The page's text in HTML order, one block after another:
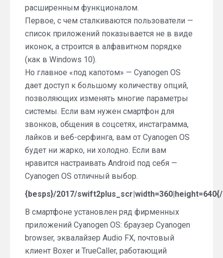
расширенным функционалом.
Первое, с чем сталкиваются пользователи —
список приложений показывается не в виде
иконок, а строится в алфавитном порядке
(как в Windows 10).
Но главное «под капотом» — Cyanogen OS
дает доступ к большому количеству опций,
позволяющих изменять многие параметры
системы. Если вам нужен смартфон для
звонков, общения в соцсетях, инстаграмма,
лайков и веб-серфинга, вам от Cyanogen OS
будет ни жарко, ни холодно. Если вам
нравится настраивать Android под себя —
Cyanogen OS отличный выбор.
{besps}/2017/
В смартфоне установлен ряд фирменных
приложений Cyanogen OS: браузер Cyanogen
browser, эквалайзер Audio FX, почтовый
клиент Boxer и TrueCaller, работающий